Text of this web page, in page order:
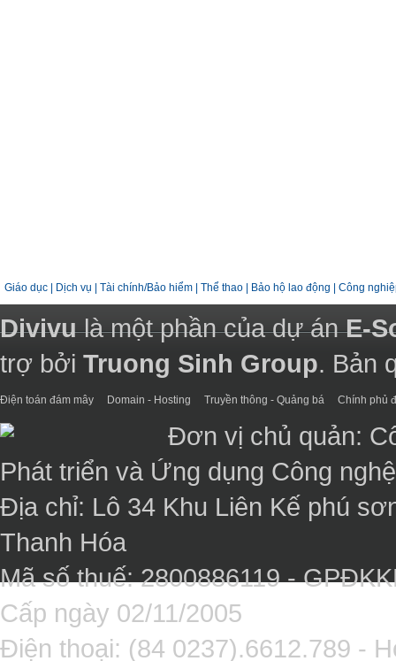
Giáo dục Dịch vụ Tài chính/Bảo hiểm Thể thao Bảo hộ lao động Công
Divivulà một phần của dự ánE-
trợ bởi Truong Sinh Group. Bản
Điện toán đám mây Domain - Hosting Truyền thông - Quảng bá Chính phủ
Đơn vị chủ quản:
Phát triển và Ứng dụng Công
Địa chỉ: Lô 34 Khu Liên Kế phú
Thanh Hóa
Mã số thuế: 2800886119 -
Cấp ngày 02/11/2005
Điện thoại: (84 0237).6612.789 -